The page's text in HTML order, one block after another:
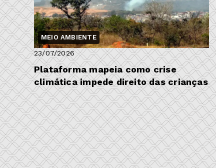
MEIO AMBIENTE
23/07/2026
Plataforma mapeia como crise
climática impede direito das crianças